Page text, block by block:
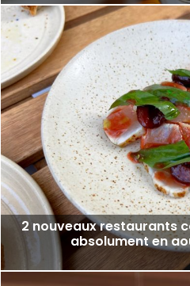
2 nouveaux restaurants
absolument en